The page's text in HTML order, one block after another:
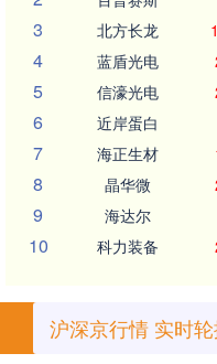
3 北方长龙
4 蓝盾光电
5 信濠光电
6 近岸蛋白
7 海正生材
8 晶华微
9 海达尔
10 科力装备
沪深京行情 实时